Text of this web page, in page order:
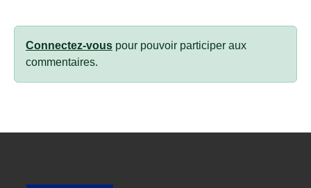
Connectez-vous pour pouvoir participer aux
commentaires.